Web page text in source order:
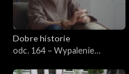
Dobre historie
odc. 164 – Wypalenie